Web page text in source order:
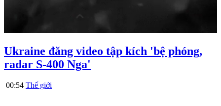
Ukraine đăng video tập kích 'bệ phóng,
radar S-400 Nga'
00:54 Thế giới